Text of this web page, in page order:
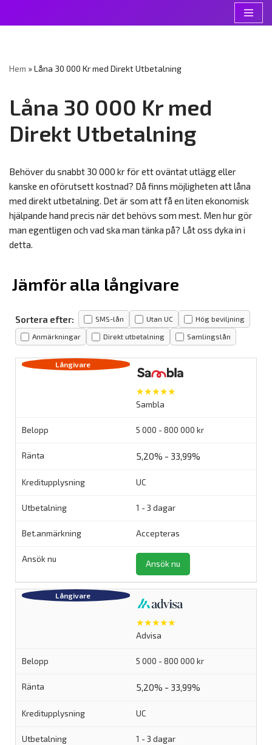
Hem »Låna 30 000 Kr med Direkt Utbetalning
Låna 30 000 Kr med
Direkt Utbetalning
Behöver du snabbt 30 000 kr för ett oväntat utlägg eller
kanske en oförutsett kostnad? Då finns möjligheten att låna
med direkt utbetalning. Det är som att få en liten ekonomisk
hjälpande hand precis när det behövs som mest. Men hur gör
man egentligen och vad ska man tänka på? Låt oss dyka in i
detta.
Jämför alla långivare
Sortera efter: SMS-lån Utan UC Hög beviljning
Anmärkningar Direkt utbetalning Samlingslån
★★★★★
Sambla
5 000 - 800 000 kr
5,20% - 33,99%
UC
1 - 3 dagar
Accepteras
Ansök nu
★★★★★
Advisa
5 000 - 800 000 kr
5,20% - 33,99%
UC
1 - 3 dagar